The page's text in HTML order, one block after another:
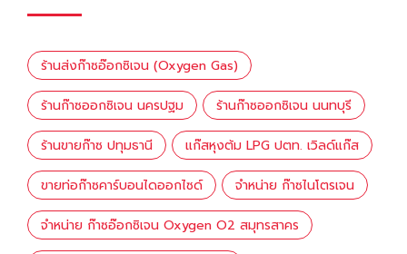
ร้านส่งก๊าซอ๊อกซิเจน (Oxygen Gas)
ร้านก๊าซออกซิเจน นครปฐม ร้านก๊าซออกซิเจน นนทบุรี
ร้านขายก๊าซ ปทุมธานี แก๊สหุงต้ม LPG ปตท. เวิลด์แก๊ส
ขายท่อก๊าซคาร์บอนไดออกไซด์ จำหน่าย ก๊าซไนโตรเจน
จำหน่าย ก๊าซอ๊อกซิเจน Oxygen O2 สมุทรสาคร